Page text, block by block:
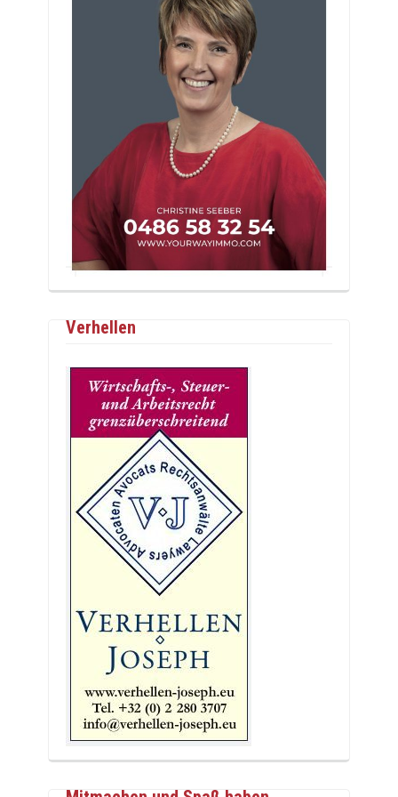
Verhellen